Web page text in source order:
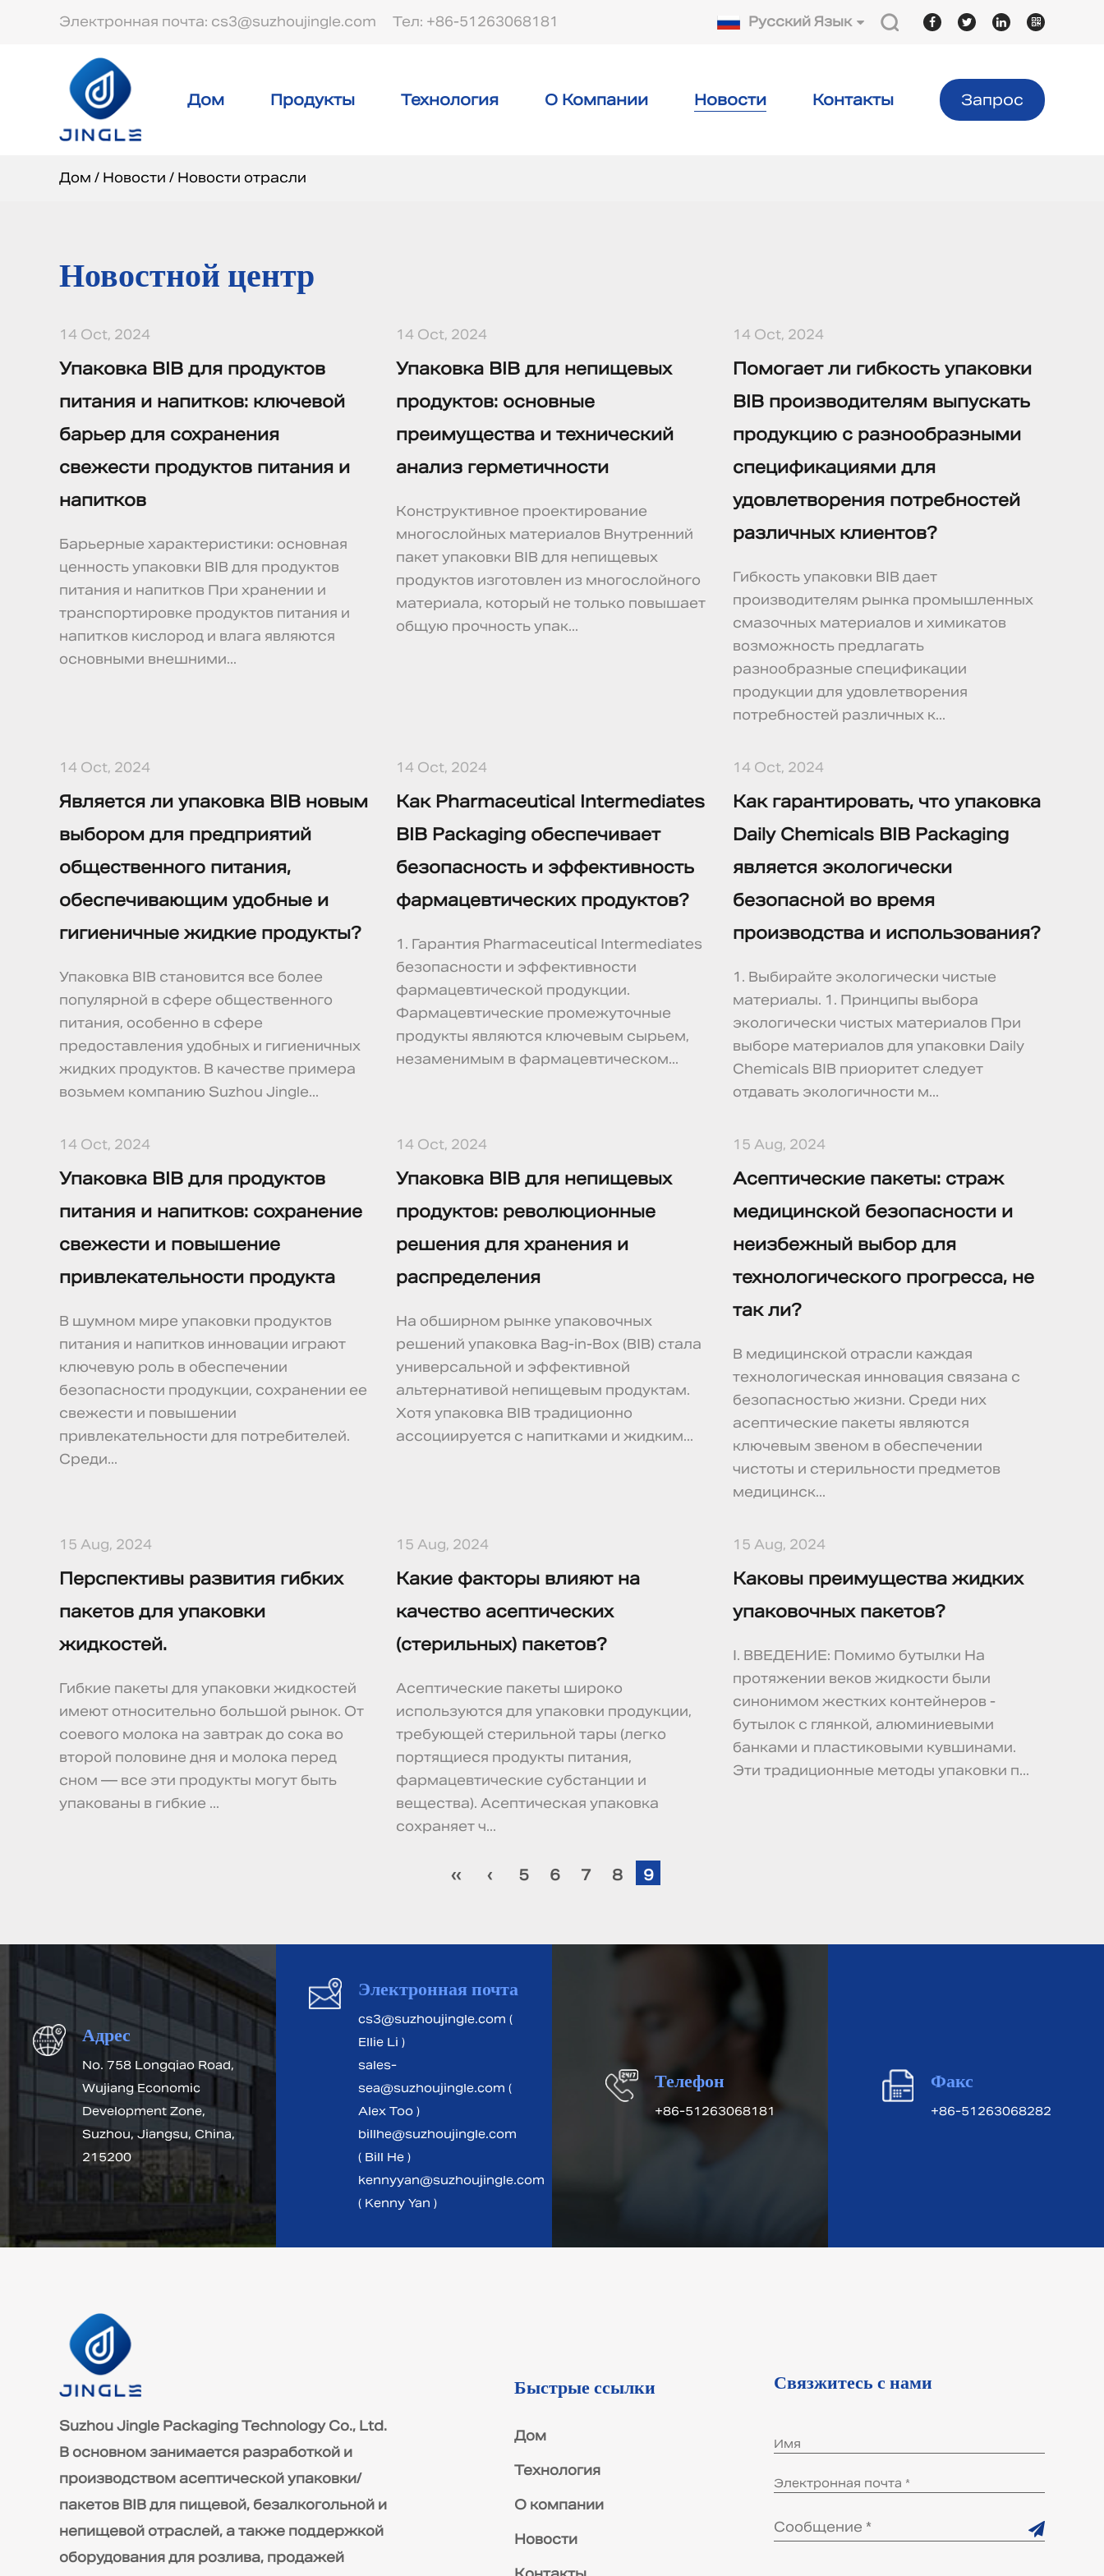
Электронная почта: cs3@suzhoujingle.com Тел: +86-51263068181 Русский Язык
Дом Продукты Технология О Компании Новости Контакты Запрос
Дом / Новости / Новости отрасли
Новостной центр
14 Oct, 2024
Упаковка BIB для продуктов
питания и напитков: ключевой
барьер для сохранения
свежести продуктов питания и
напитков
Барьерные характеристики: основная
ценность упаковки BIB для продуктов
питания и напитков При хранении и
транспортировке продуктов питания и
напитков кислород и влага являются
основными внешними...
14 Oct, 2024
Упаковка BIB для непищевых
продуктов: основные
преимущества и технический
анализ герметичности
Конструктивное проектирование
многослойных материалов Внутренний
пакет упаковки BIB для непищевых
продуктов изготовлен из многослойного
материала, который не только повышает
общую прочность упак...
14 Oct, 2024
Помогает ли гибкость упаковки
BIB производителям выпускать
продукцию с разнообразными
спецификациями для
удовлетворения потребностей
различных клиентов?
Гибкость упаковки BIB дает
производителям рынка промышленных
смазочных материалов и химикатов
возможность предлагать
разнообразные спецификации
продукции для удовлетворения
потребностей различных к...
14 Oct, 2024
Является ли упаковка BIB новым
выбором для предприятий
общественного питания,
обеспечивающим удобные и
гигиеничные жидкие продукты?
Упаковка BIB становится все более
популярной в сфере общественного
питания, особенно в сфере
предоставления удобных и гигиеничных
жидких продуктов. В качестве примера
возьмем компанию Suzhou Jingle...
14 Oct, 2024
Как Pharmaceutical Intermediates
BIB Packaging обеспечивает
безопасность и эффективность
фармацевтических продуктов?
1. Гарантия Pharmaceutical Intermediates
безопасности и эффективности
фармацевтической продукции.
Фармацевтические промежуточные
продукты являются ключевым сырьем,
незаменимым в фармацевтическом...
14 Oct, 2024
Как гарантировать, что упаковка
Daily Chemicals BIB Packaging
является экологически
безопасной во время
производства и использования?
1. Выбирайте экологически чистые
материалы. 1. Принципы выбора
экологически чистых материалов При
выборе материалов для упаковки Daily
Chemicals BIB приоритет следует
отдавать экологичности м...
14 Oct, 2024
Упаковка BIB для продуктов
питания и напитков: сохранение
свежести и повышение
привлекательности продукта
В шумном мире упаковки продуктов
питания и напитков инновации играют
ключевую роль в обеспечении
безопасности продукции, сохранении ее
свежести и повышении
привлекательности для потребителей.
Среди...
14 Oct, 2024
Упаковка BIB для непищевых
продуктов: революционные
решения для хранения и
распределения
На обширном рынке упаковочных
решений упаковка Bag-in-Box (BIB) стала
универсальной и эффективной
альтернативой непищевым продуктам.
Хотя упаковка BIB традиционно
ассоциируется с напитками и жидким...
15 Aug, 2024
Асептические пакеты: страж
медицинской безопасности и
неизбежный выбор для
технологического прогресса, не
так ли?
В медицинской отрасли каждая
технологическая инновация связана с
безопасностью жизни. Среди них
асептические пакеты являются
ключевым звеном в обеспечении
чистоты и стерильности предметов
медицинск...
15 Aug, 2024
Перспективы развития гибких
пакетов для упаковки
жидкостей.
Гибкие пакеты для упаковки жидкостей
имеют относительно большой рынок. От
соевого молока на завтрак до сока во
второй половине дня и молока перед
сном — все эти продукты могут быть
упакованы в гибкие ...
15 Aug, 2024
Какие факторы влияют на
качество асептических
(стерильных) пакетов?
Асептические пакеты широко
используются для упаковки продукции,
требующей стерильной тары (легко
портящиеся продукты питания,
фармацевтические субстанции и
вещества). Асептическая упаковка
сохраняет ч...
15 Aug, 2024
Каковы преимущества жидких
упаковочных пакетов?
I. ВВЕДЕНИЕ: Помимо бутылки На
протяжении веков жидкости были
синонимом жестких контейнеров -
бутылок с глянкой, алюминиевыми
банками и пластиковыми кувшинами.
Эти традиционные методы упаковки п...
‹‹ ‹ 5 6 7 8 9
Адрес
No. 758 Longqiao Road,
Wujiang Economic
Development Zone,
Suzhou, Jiangsu, China,
215200
Электронная почта
cs3@suzhoujingle.com (
Ellie Li )
sales-
sea@suzhoujingle.com (
Alex Too )
billhe@suzhoujingle.com
( Bill He )
kennyyan@suzhoujingle.com
( Kenny Yan )
Телефон
+86-51263068181
Факс
+86-51263068282
Suzhou Jingle Packaging Technology Co., Ltd.
В основном занимается разработкой и
производством асептической упаковки/
пакетов BIB для пищевой, безалкогольной и
непищевой отраслей, а также поддержкой
оборудования для розлива, продажей
Быстрые ссылки
Дом
Технология
О компании
Новости
Связжитесь с нами